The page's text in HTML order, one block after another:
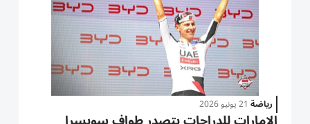
رياضة 21 يونيو 2026